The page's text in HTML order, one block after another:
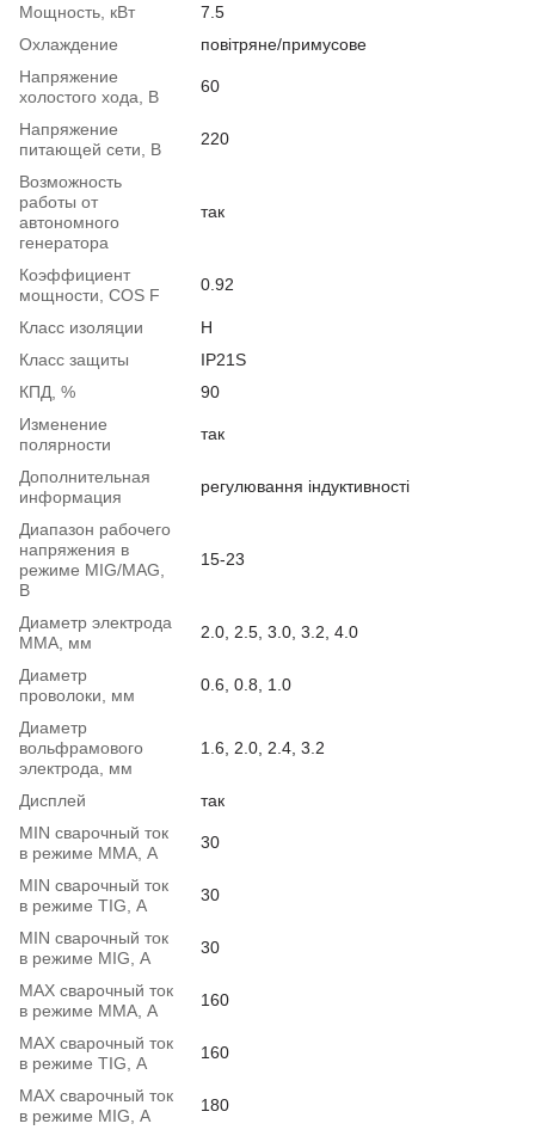
Мощность, кВт
7.5
Охлаждение
повітряне/примусове
Напряжение
холостого хода, В
60
Напряжение
питающей сети, В
220
Возможность
работы от
автономного
генератора
так
Коэффициент
мощности, COS F
0.92
Класс изоляции
Н
Класс защиты
IP21S
КПД, %
90
Изменение
полярности
так
Дополнительная
информация
регулювання індуктивності
Диапазон рабочего
напряжения в
режиме MIG/MAG,
В
15-23
Диаметр электрода
ММА, мм
2.0, 2.5, 3.0, 3.2, 4.0
Диаметр
проволоки, мм
0.6, 0.8, 1.0
Диаметр
вольфрамового
электрода, мм
1.6, 2.0, 2.4, 3.2
Дисплей
так
MIN сварочный ток
в режиме ММА, А
30
MIN сварочный ток
в режиме TIG, А
30
MIN сварочный ток
в режиме MIG, А
30
MAX сварочный ток
в режиме ММА, А
160
MAX сварочный ток
в режиме TIG, А
160
MAX сварочный ток
в режиме MIG, А
180